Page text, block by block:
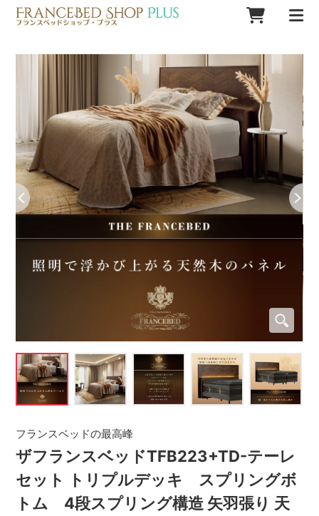
ザフランスベッドTFB223+TD-テーレ
セット トリプルデッキ スプリングボ
トム 4段スプリング構造 矢羽張り 天
フランスベッドの最高峰